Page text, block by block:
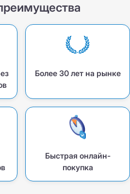
Более 30 лет на рынке
Быстрая онлайн-
покупка